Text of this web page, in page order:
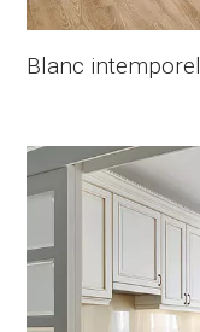
Blanc intemporel